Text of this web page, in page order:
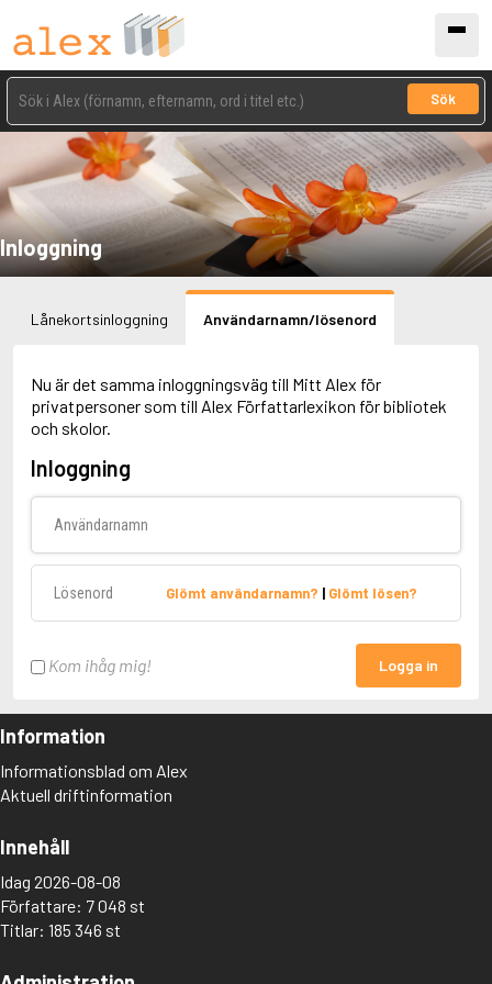
Sök
Inloggning
Lånekortsinloggning Användarnamn/lösenord
Nu är det samma inloggningsväg till Mitt Alex för
privatpersoner som till Alex Författarlexikon för bibliotek
och skolor.
Inloggning
Glömt användarnamn? | Glömt lösen?
Kom ihåg mig! Logga in
Information
Informationsblad om Alex
Aktuell driftinformation
Innehåll
Idag 2026-08-08
Författare: 7 048 st
Titlar: 185 346 st